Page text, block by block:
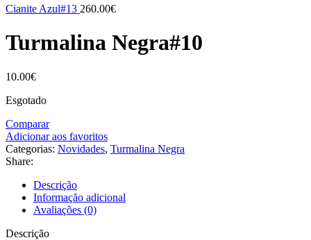
Cianite Azul#13 260.00€
Turmalina Negra#10
10.00€
Esgotado
Comparar
Adicionar aos favoritos
Categorias: Novidades, Turmalina Negra
Share:
Descrição
Informação adicional
Avaliações (0)
Descrição